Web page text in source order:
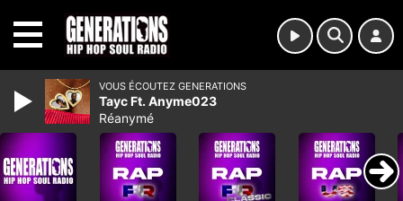
VOUS ÉCOUTEZ GENERATIONS
Tayc Ft. Anyme023
Réanymé